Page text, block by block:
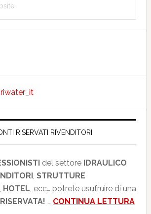
RISERVATI RIVENDITORI
del settore IDRAULICO
, STRUTTURE
, HOTEL, ecc… potrete usufruire di una
… CONTINUA LETTURA